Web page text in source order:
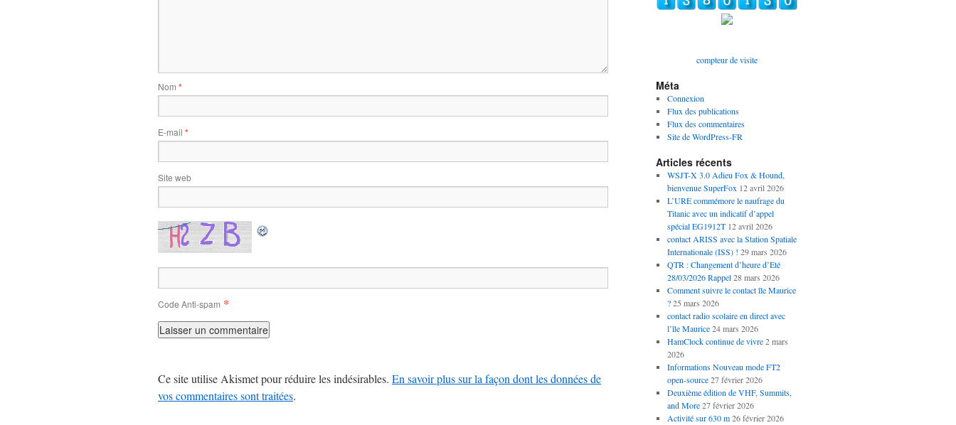
Nom *
E-mail *
Site web
Code Anti-spam *
Ce site utilise Akismet pour réduire les indésirables. En savoir plus sur la façon dont les données de
vos commentaires sont traitées.
compteur de visite
Méta
Connexion
Flux des publications
Flux des commentaires
Site de WordPress-FR
Articles récents
WSJT-X 3.0 Adieu Fox & Hound,
bienvenue SuperFox 12 avril 2026
L’URE commémore le naufrage du
Titanic avec un indicatif d’appel
spécial EG1912T 12 avril 2026
contact ARISS avec la Station Spatiale
Internationale (ISS) ! 29 mars 2026
QTR : Changement d’heure d’Eté
28/03/2026 Rappel 28 mars 2026
Comment suivre le contact île Maurice
? 25 mars 2026
contact radio scolaire en direct avec
l’île Maurice 24 mars 2026
HamClock continue de vivre 2 mars
2026
Informations Nouveau mode FT2
open-source 27 février 2026
Deuxième édition de VHF, Summits,
and More 27 février 2026
Activité sur 630 m 26 février 2026